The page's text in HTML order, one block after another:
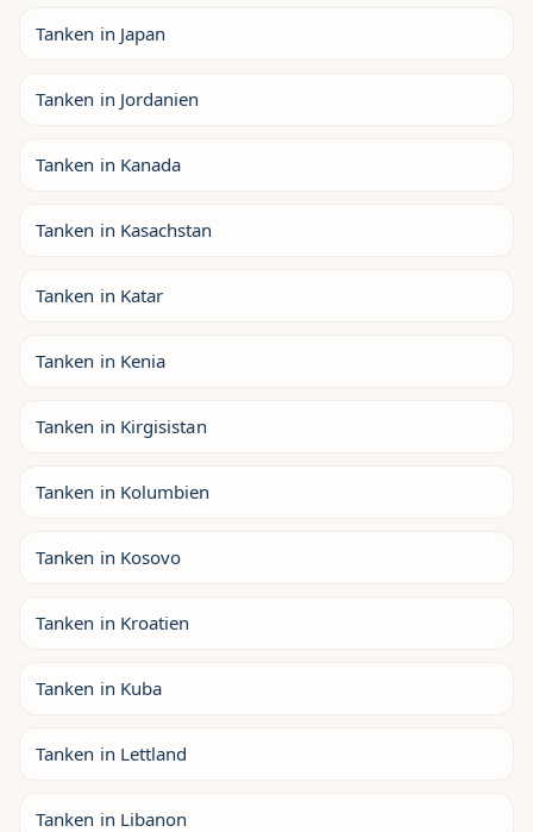
Tanken in Japan
Tanken in Jordanien
Tanken in Kanada
Tanken in Kasachstan
Tanken in Katar
Tanken in Kenia
Tanken in Kirgisistan
Tanken in Kolumbien
Tanken in Kosovo
Tanken in Kroatien
Tanken in Kuba
Tanken in Lettland
Tanken in Libanon